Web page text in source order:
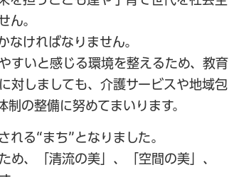
ん。
なければなりません。
すいと感じる環境を整えるため、教育
対しましても、介護サービスや地域包
の整備に努めてまいります。
る“まち”となりました。
、「清流の美」、「空間の美」、